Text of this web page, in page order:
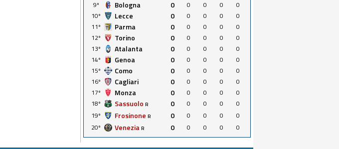
9º
Bologna 0 0 0 0
0
10º
Lecce 0 0 0 0
0
11º
Parma 0 0 0 0
0
12º
Torino 0 0 0 0
0
13º
Atalanta 0 0 0 0
0
14º
Genoa 0 0 0 0
0
15º
Como 0 0 0 0
0
16º
Cagliari 0 0 0 0
0
17º
Monza 0 0 0 0
0
18º
Sassuolo R 0 0 0 0
0
19º
Frosinone R 0 0 0 0
0
20º
Venezia R 0 0 0 0 0